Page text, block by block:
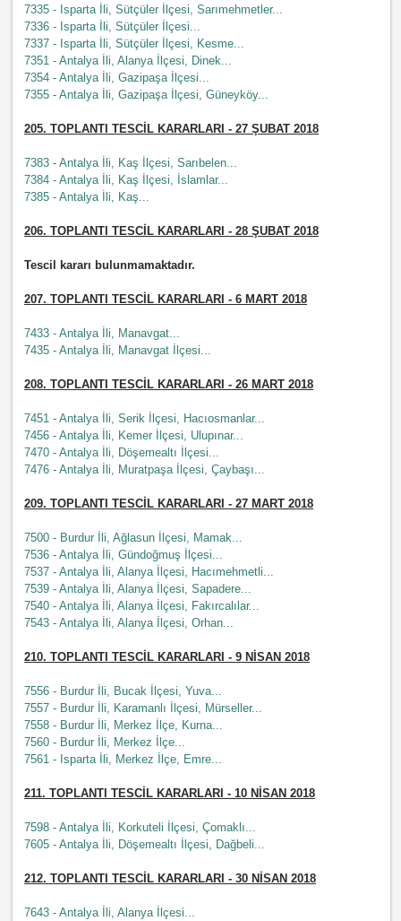
7335 - Isparta İli, Sütçüler İlçesi, Sarımehmetler...
7336 - Isparta İli, Sütçüler İlçesi...
7337 - Isparta İli, Sütçüler İlçesi, Kesme...
7351 - Antalya İli, Alanya İlçesi, Dinek...
7354 - Antalya İli, Gazipaşa İlçesi...
7355 - Antalya İli, Gazipaşa İlçesi, Güneyköy...
205. TOPLANTI TESCİL KARARLARI - 27 ŞUBAT 2018
7383 - Antalya İli, Kaş İlçesi, Sarıbelen...
7384 - Antalya İli, Kaş İlçesi, İslamlar...
7385 - Antalya İli, Kaş...
206. TOPLANTI TESCİL KARARLARI - 28 ŞUBAT 2018
Tescil kararı bulunmamaktadır.
207. TOPLANTI TESCİL KARARLARI - 6 MART 2018
7433 - Antalya İli, Manavgat...
7435 - Antalya İli, Manavgat İlçesi...
208. TOPLANTI TESCİL KARARLARI - 26 MART 2018
7451 - Antalya İli, Serik İlçesi, Hacıosmanlar...
7456 - Antalya İli, Kemer İlçesi, Ulupınar...
7470 - Antalya İli, Döşemealtı İlçesi...
7476 - Antalya İli, Muratpaşa İlçesi, Çaybaşı...
209. TOPLANTI TESCİL KARARLARI - 27 MART 2018
7500 - Burdur İli, Ağlasun İlçesi, Mamak...
7536 - Antalya İli, Gündoğmuş İlçesi...
7537 - Antalya İli, Alanya İlçesi, Hacımehmetli...
7539 - Antalya İli, Alanya İlçesi, Sapadere...
7540 - Antalya İli, Alanya İlçesi, Fakırcalılar...
7543 - Antalya İli, Alanya İlçesi, Orhan...
210. TOPLANTI TESCİL KARARLARI - 9 NİSAN 2018
7556 - Burdur İli, Bucak İlçesi, Yuva...
7557 - Burdur İli, Karamanlı İlçesi, Mürseller...
7558 - Burdur İli, Merkez İlçe, Kurna...
7560 - Burdur İli, Merkez İlçe...
7561 - Isparta İli, Merkez İlçe, Emre...
211. TOPLANTI TESCİL KARARLARI - 10 NİSAN 2018
7598 - Antalya İli, Korkuteli İlçesi, Çomaklı...
7605 - Antalya İli, Döşemealtı İlçesi, Dağbeli...
212. TOPLANTI TESCİL KARARLARI - 30 NİSAN 2018
7643 - Antalya İli, Alanya İlçesi...